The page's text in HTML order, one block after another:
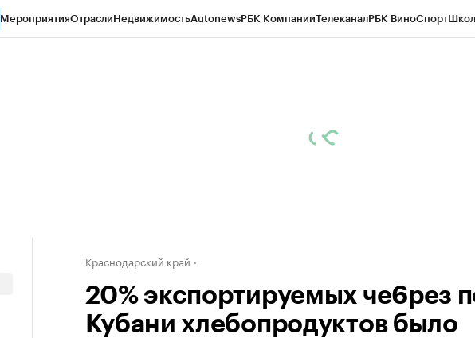
МероприятияОтраслиНедвижимостьAutonewsРБК КомпанииТелеканалРБК ВиноСпорт
Краснодарский край
20% экспортируемых че6рез
Кубани хлебопродуктов было